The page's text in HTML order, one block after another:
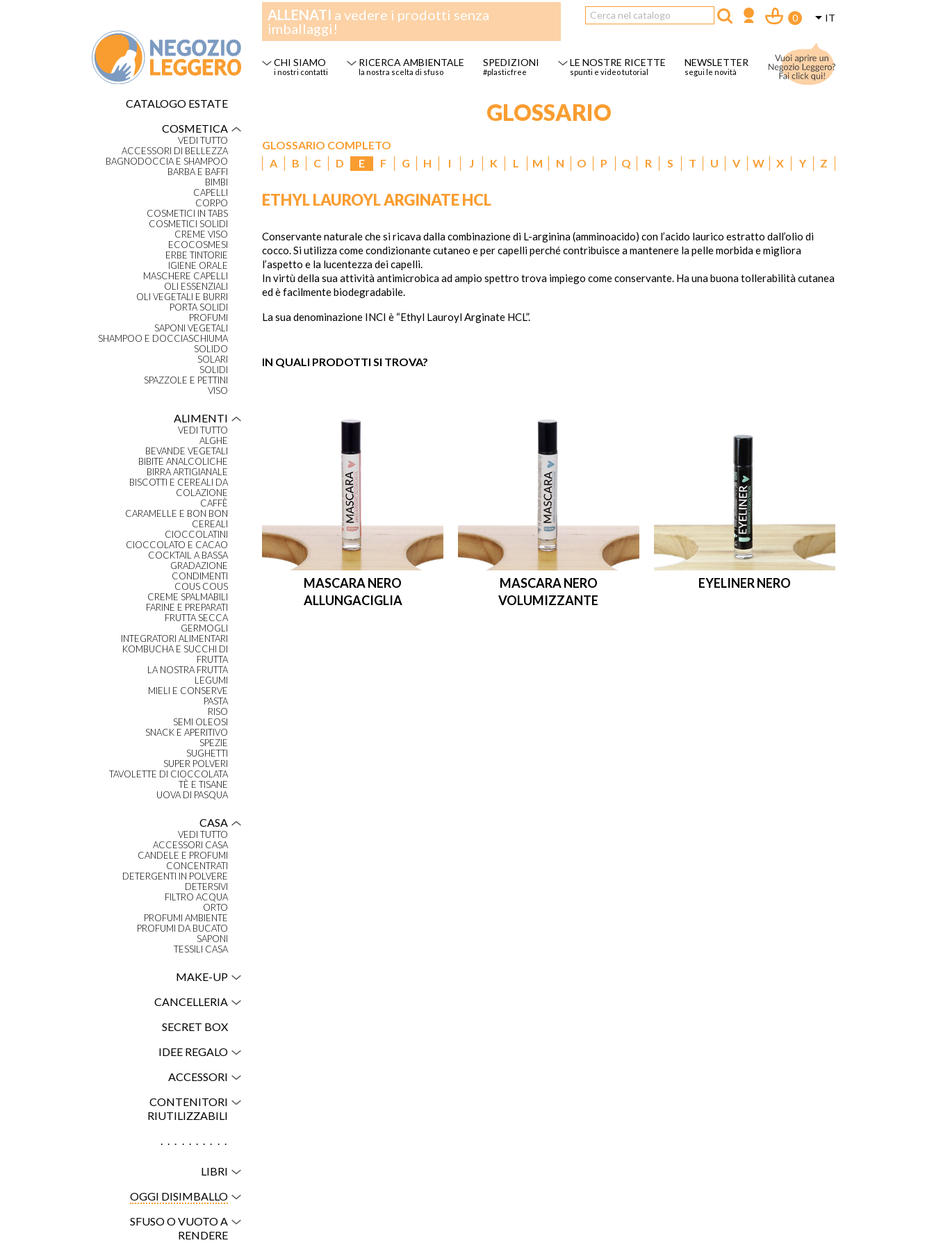
IT
0
ALLENATI a vedere i prodotti senza
imballaggi!
CHI SIAMO
i nostri contatti
RICERCA AMBIENTALE
la nostra scelta di sfuso
SPEDIZIONI
#plasticfree
LE NOSTRE RICETTE
spunti e video tutorial
NEWSLETTER
segui le novità
CATALOGO ESTATE
COSMETICA
VEDI TUTTO
ACCESSORI DI BELLEZZA
BAGNODOCCIA E SHAMPOO
BARBA E BAFFI
BIMBI
CAPELLI
CORPO
COSMETICI IN TABS
COSMETICI SOLIDI
CREME VISO
ECOCOSMESI
ERBE TINTORIE
IGIENE ORALE
MASCHERE CAPELLI
OLI ESSENZIALI
OLI VEGETALI E BURRI
PORTA SOLIDI
PROFUMI
SAPONI VEGETALI
SHAMPOO E DOCCIASCHIUMA
SOLIDO
SOLARI
SOLIDI
SPAZZOLE E PETTINI
VISO
ALIMENTI
VEDI TUTTO
ALGHE
BEVANDE VEGETALI
BIBITE ANALCOLICHE
BIRRA ARTIGIANALE
BISCOTTI E CEREALI DA
COLAZIONE
CAFFÈ
CARAMELLE E BON BON
CEREALI
CIOCCOLATINI
CIOCCOLATO E CACAO
COCKTAIL A BASSA
GRADAZIONE
CONDIMENTI
COUS COUS
CREME SPALMABILI
FARINE E PREPARATI
FRUTTA SECCA
GERMOGLI
INTEGRATORI ALIMENTARI
KOMBUCHA E SUCCHI DI
FRUTTA
LA NOSTRA FRUTTA
LEGUMI
MIELI E CONSERVE
PASTA
RISO
SEMI OLEOSI
SNACK E APERITIVO
SPEZIE
SUGHETTI
SUPER POLVERI
TAVOLETTE DI CIOCCOLATA
TÈ E TISANE
UOVA DI PASQUA
CASA
VEDI TUTTO
ACCESSORI CASA
CANDELE E PROFUMI
CONCENTRATI
DETERGENTI IN POLVERE
DETERSIVI
FILTRO ACQUA
ORTO
PROFUMI AMBIENTE
PROFUMI DA BUCATO
SAPONI
TESSILI CASA
MAKE-UP
CANCELLERIA
SECRET BOX
IDEE REGALO
ACCESSORI
CONTENITORI
RIUTILIZZABILI
..........
LIBRI
OGGI DISIMBALLO
SFUSO O VUOTO A
RENDERE
GLOSSARIO
GLOSSARIO COMPLETO
A
B C D E F G H I J K L M N O P Q R S T U V W X Y Z
ETHYL LAUROYL ARGINATE HCL
Conservante naturale che si ricava dalla combinazione di L-arginina (amminoacido) con l’acido laurico estratto dall’olio di
cocco. Si utilizza come condizionante cutaneo e per capelli perché contribuisce a mantenere la pelle morbida e migliora
l’aspetto e la lucentezza dei capelli.
In virtù della sua attività antimicrobica ad ampio spettro trova impiego come conservante. Ha una buona tollerabilità cutanea
ed è facilmente biodegradabile.
La sua denominazione INCI è “Ethyl Lauroyl Arginate HCL”.
IN QUALI PRODOTTI SI TROVA?
MASCARA NERO
ALLUNGACIGLIA
MASCARA NERO
VOLUMIZZANTE
EYELINER NERO